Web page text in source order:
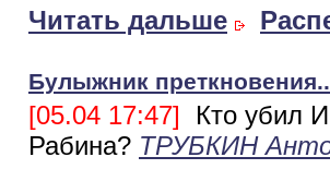
Читать дальше
Булыжник
[05.04 17:47] Кто убил
Рабина? ТРУБКИН